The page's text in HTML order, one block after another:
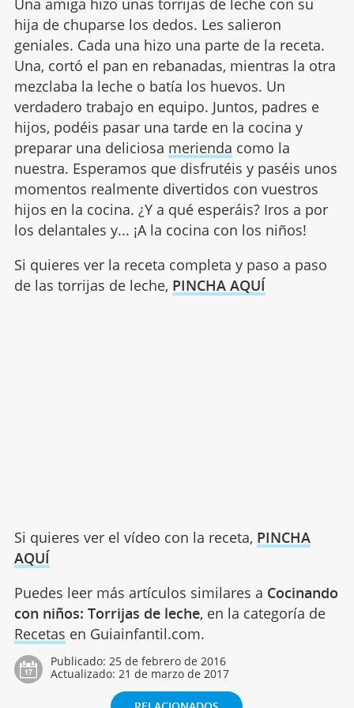
Una amiga hizo unas torrijas de leche con su
hija de chuparse los dedos. Les salieron
geniales. Cada una hizo una parte de la receta.
Una, cortó el pan en rebanadas, mientras la otra
mezclaba la leche o batía los huevos. Un
verdadero trabajo en equipo. Juntos, padres e
hijos, podéis pasar una tarde en la cocina y
preparar una deliciosa merienda como la
nuestra. Esperamos que disfrutéis y paséis unos
momentos realmente divertidos con vuestros
hijos en la cocina. ¿Y a qué esperáis? Iros a por
los delantales y... ¡A la cocina con los niños!
Si quieres ver la receta completa y paso a paso
de las torrijas de leche, PINCHA AQUÍ
Si quieres ver el vídeo con la receta, PINCHA
AQUÍ
Puedes leer más artículos similares a Cocinando
con niños: Torrijas de leche, en la categoría de
Recetas en Guiainfantil.com.
Publicado: 25 de febrero de 2016
Actualizado: 21 de marzo de 2017